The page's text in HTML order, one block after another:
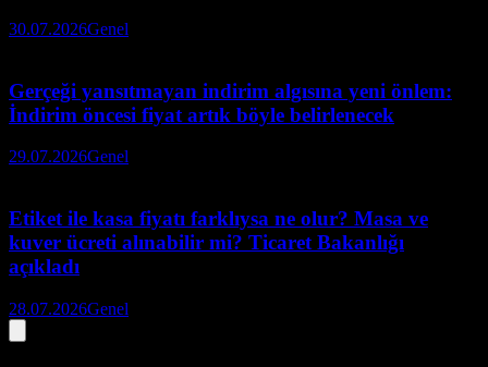
30.07.2026Genel
Gerçeği yansıtmayan indirim algısına yeni önlem:
İndirim öncesi fiyat artık böyle belirlenecek
29.07.2026Genel
Etiket ile kasa fiyatı farklıysa ne olur? Masa ve
kuver ücreti alınabilir mi? Ticaret Bakanlığı
açıkladı
28.07.2026Genel